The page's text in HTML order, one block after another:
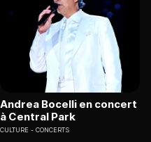
Andrea Bocelli en concert
à Central Park
CULTURE CONCERTS